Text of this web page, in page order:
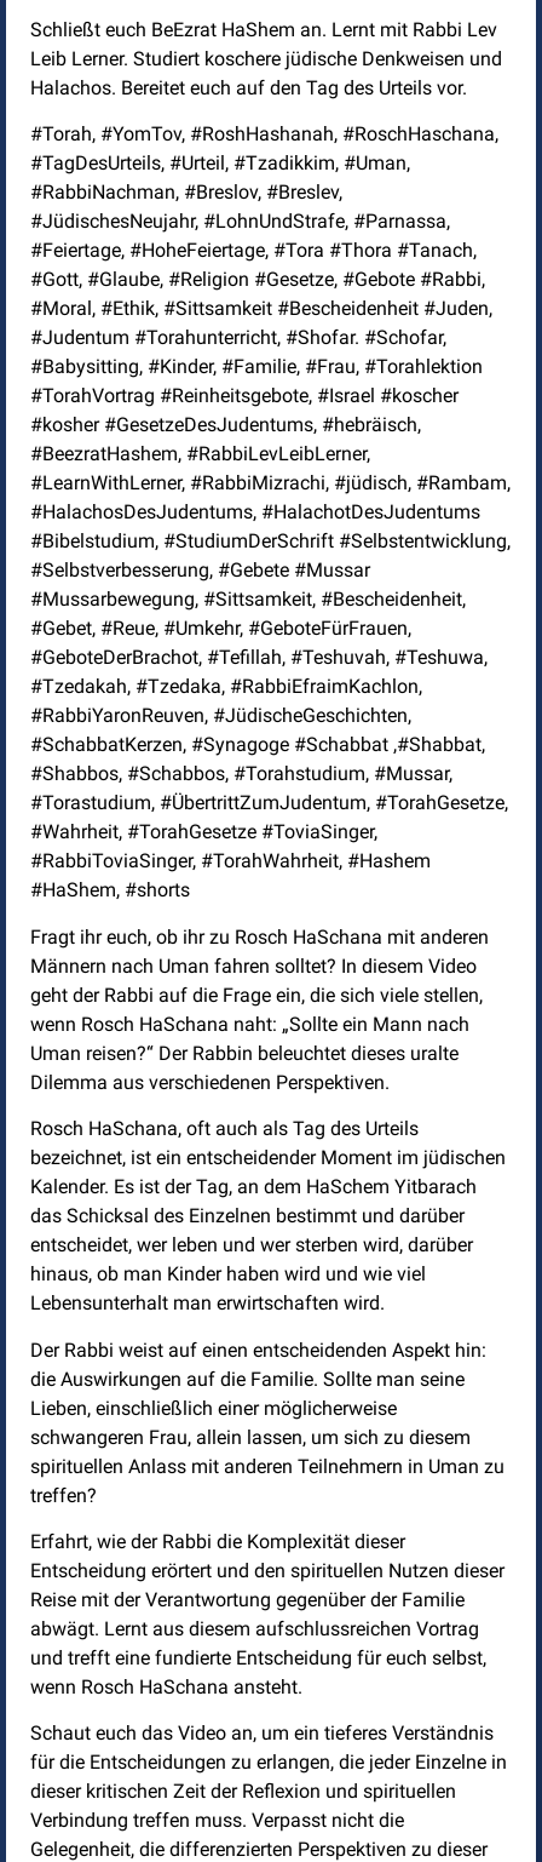
Schließt euch BeEzrat HaShem an. Lernt mit Rabbi Lev
Leib Lerner. Studiert koschere jüdische Denkweisen und
Halachos. Bereitet euch auf den Tag des Urteils vor.
#Torah, #YomTov, #RoshHashanah, #RoschHaschana,
#TagDesUrteils, #Urteil, #Tzadikkim, #Uman,
#RabbiNachman, #Breslov, #Breslev,
#JüdischesNeujahr, #LohnUndStrafe, #Parnassa,
#Feiertage, #HoheFeiertage, #Tora #Thora #Tanach,
#Gott, #Glaube, #Religion #Gesetze, #Gebote #Rabbi,
#Moral, #Ethik, #Sittsamkeit #Bescheidenheit #Juden,
#Judentum #Torahunterricht, #Shofar. #Schofar,
#Babysitting, #Kinder, #Familie, #Frau, #Torahlektion
#TorahVortrag #Reinheitsgebote, #Israel #koscher
#kosher #GesetzeDesJudentums, #hebräisch,
#BeezratHashem, #RabbiLevLeibLerner,
#LearnWithLerner, #RabbiMizrachi, #jüdisch, #Rambam,
#HalachosDesJudentums, #HalachotDesJudentums
#Bibelstudium, #StudiumDerSchrift #Selbstentwicklung,
#Selbstverbesserung, #Gebete #Mussar
#Mussarbewegung, #Sittsamkeit, #Bescheidenheit,
#Gebet, #Reue, #Umkehr, #GeboteFürFrauen,
#GeboteDerBrachot, #Tefillah, #Teshuvah, #Teshuwa,
#Tzedakah, #Tzedaka, #RabbiEfraimKachlon,
#RabbiYaronReuven, #JüdischeGeschichten,
#SchabbatKerzen, #Synagoge #Schabbat ,#Shabbat,
#Shabbos, #Schabbos, #Torahstudium, #Mussar,
#Torastudium, #ÜbertrittZumJudentum, #TorahGesetze,
#Wahrheit, #TorahGesetze #ToviaSinger,
#RabbiToviaSinger, #TorahWahrheit, #Hashem
#HaShem, #shorts
Fragt ihr euch, ob ihr zu Rosch HaSchana mit anderen
Männern nach Uman fahren solltet? In diesem Video
geht der Rabbi auf die Frage ein, die sich viele stellen,
wenn Rosch HaSchana naht: „Sollte ein Mann nach
Uman reisen?“ Der Rabbin beleuchtet dieses uralte
Dilemma aus verschiedenen Perspektiven.
Rosch HaSchana, oft auch als Tag des Urteils
bezeichnet, ist ein entscheidender Moment im jüdischen
Kalender. Es ist der Tag, an dem HaSchem Yitbarach
das Schicksal des Einzelnen bestimmt und darüber
entscheidet, wer leben und wer sterben wird, darüber
hinaus, ob man Kinder haben wird und wie viel
Lebensunterhalt man erwirtschaften wird.
Der Rabbi weist auf einen entscheidenden Aspekt hin:
die Auswirkungen auf die Familie. Sollte man seine
Lieben, einschließlich einer möglicherweise
schwangeren Frau, allein lassen, um sich zu diesem
spirituellen Anlass mit anderen Teilnehmern in Uman zu
treffen?
Erfahrt, wie der Rabbi die Komplexität dieser
Entscheidung erörtert und den spirituellen Nutzen dieser
Reise mit der Verantwortung gegenüber der Familie
abwägt. Lernt aus diesem aufschlussreichen Vortrag
und trefft eine fundierte Entscheidung für euch selbst,
wenn Rosch HaSchana ansteht.
Schaut euch das Video an, um ein tieferes Verständnis
für die Entscheidungen zu erlangen, die jeder Einzelne in
dieser kritischen Zeit der Reflexion und spirituellen
Verbindung treffen muss. Verpasst nicht die
Gelegenheit, die differenzierten Perspektiven zu dieser